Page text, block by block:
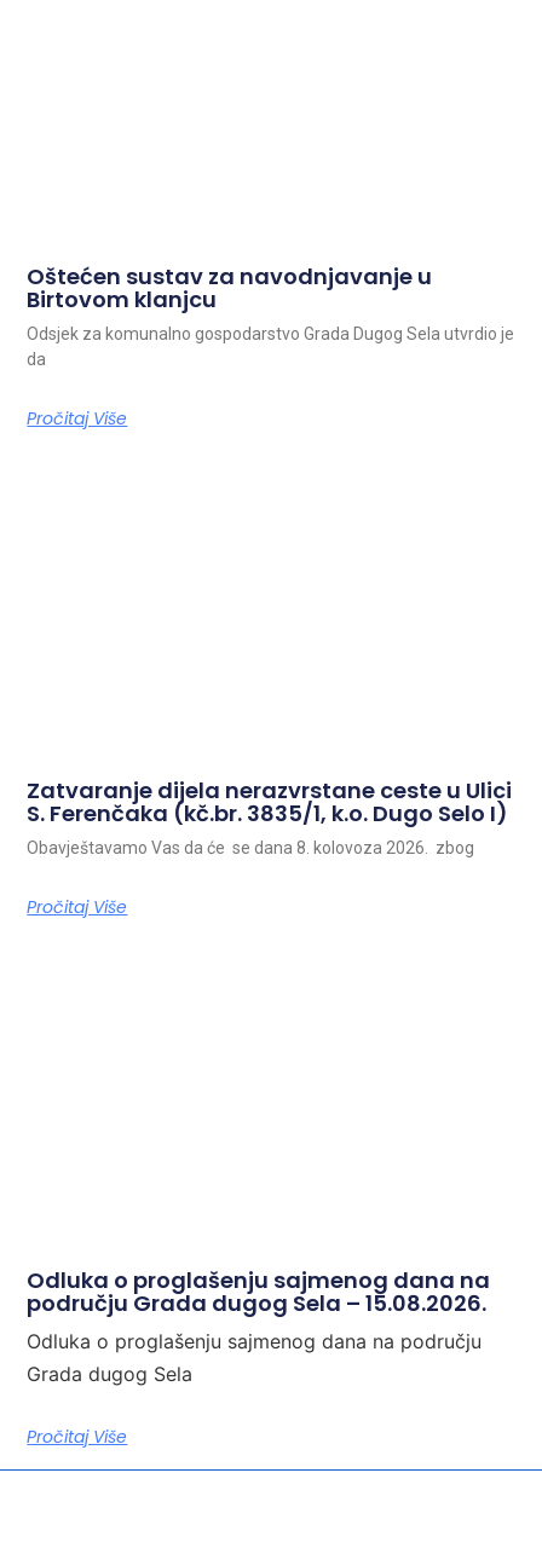
Oštećen sustav za navodnjavanje u
Birtovom klanjcu
Odsjek za komunalno gospodarstvo Grada Dugog Sela utvrdio je
da
Pročitaj Više
Zatvaranje dijela nerazvrstane ceste u Ulici
S. Ferenčaka (kč.br. 3835/1, k.o. Dugo Selo I)
Obavještavamo Vas da će se dana 8. kolovoza 2026. zbog
Pročitaj Više
Odluka o proglašenju sajmenog dana na
području Grada dugog Sela – 15.08.2026.
Odluka o proglašenju sajmenog dana na području
Grada dugog Sela
Pročitaj Više